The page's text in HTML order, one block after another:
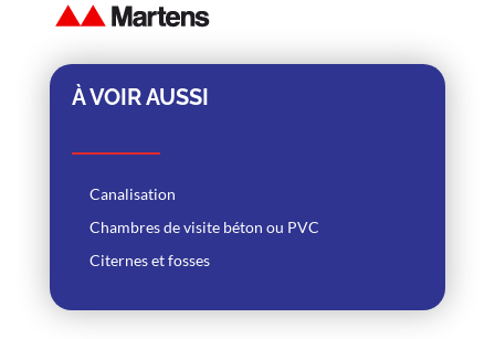
À VOIR AUSSI
Canalisation
Chambres de visite béton ou PVC
Citernes et fosses